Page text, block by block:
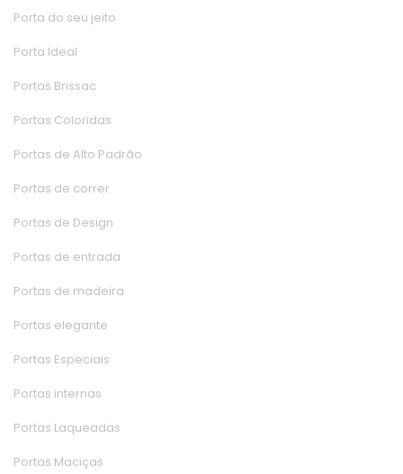
Porta do seu jeito
Porta Ideal
Portas Brissac
Portas Colorida
Portas de Alto Padrão
Portas de correr
Portas de Design
Portas de entrada
Portas de madeira
Portas elegante
Portas Especiai
Portas interna
Portas Laqueada
Portas Maciça